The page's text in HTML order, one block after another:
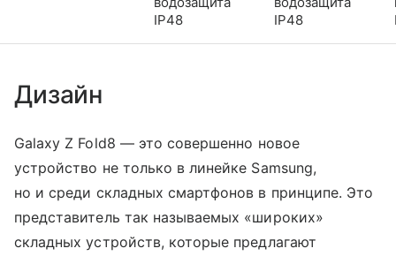
IP48
IP48
Дизайн
Galaxy Z Fold8 — это совершенно новое
устройство не только в линейке Samsung,
но и среди складных смартфонов в принципе. Это
представитель так называемых «широких»
складных устройств, которые предлагают